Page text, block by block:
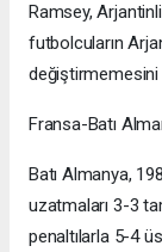
Ramsey,
futbolcuların
değiştirmemesini
Fransa-Batı
Batı Almanya,
uzatmaları 3-3
penaltılarla 5-4